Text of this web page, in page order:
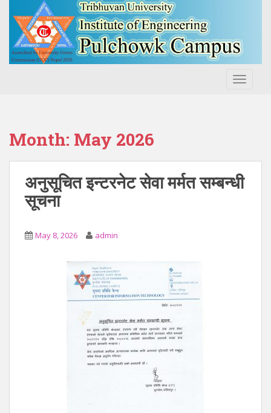
Month: May 2026
अनुसूचित इन्टरनेट सेवा मर्मत सम्बन्धी
सूचना
May 8, 2026 admin